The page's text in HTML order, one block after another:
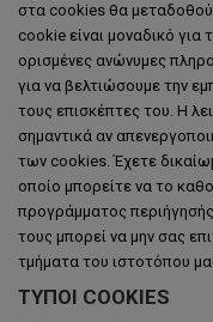
στα cookies θα
cookie είναι μοναδικό
ορισμένες ανώνυμες
για να βελτιώσουμε την
τους επισκέπτες του. Η
σημαντικά αν
των cookies. Έχετε
οποίο μπορείτε να το
προγράμματος
τους μπορεί να μην σας
τμήματα του ιστοτόπου
ΤΎΠΟΙ COOKIES